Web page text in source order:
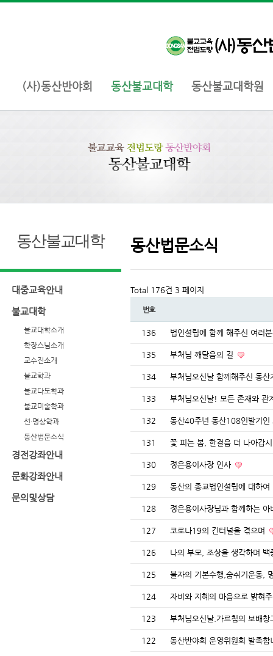
(사)동산반야회 동산불교대학 동산불교대학원
동산불교대학
대중교육안내
불교대학
불교대학소개
학장스님소개
교수진소개
불교학과
불교다도학과
불교미술학과
선·명상학과
동산법문소식
경전강좌안내
문화강좌안내
문의및상담
동산법문소식
Total 176건 3 페이지
번호
136 법인설립에 함께 해주신 여러
135 부처님 깨달음의 길
134 부처님오신날 함께해주신 동
133 부처님오신날! 모든 존재와 관
132 동산40주년 동산108인발기
131 꽃 피는 봄, 한걸음 더 나아갑
130 정은용이사장 인사
129 동산의 종교법인설립에 대하여
128 정은용이사장님과 함께하는
127 코로나19의 긴터널을 겪으며
126 나의 부모, 조상을 생각하며
125 불자의 기본수행,숨쉬기운동,
124 자비와 지혜의 마음으로 밝혀
123 부처님오신날.가르침의 보배
122 동산반야회 운영위원회 발족